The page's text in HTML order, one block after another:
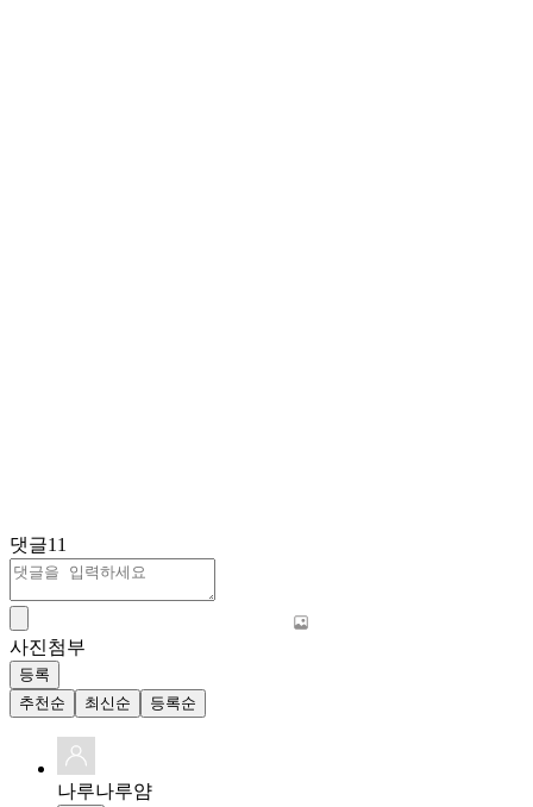
댓글11
사진첨부
등록
추천순
최신순 등록순
나루나루얌